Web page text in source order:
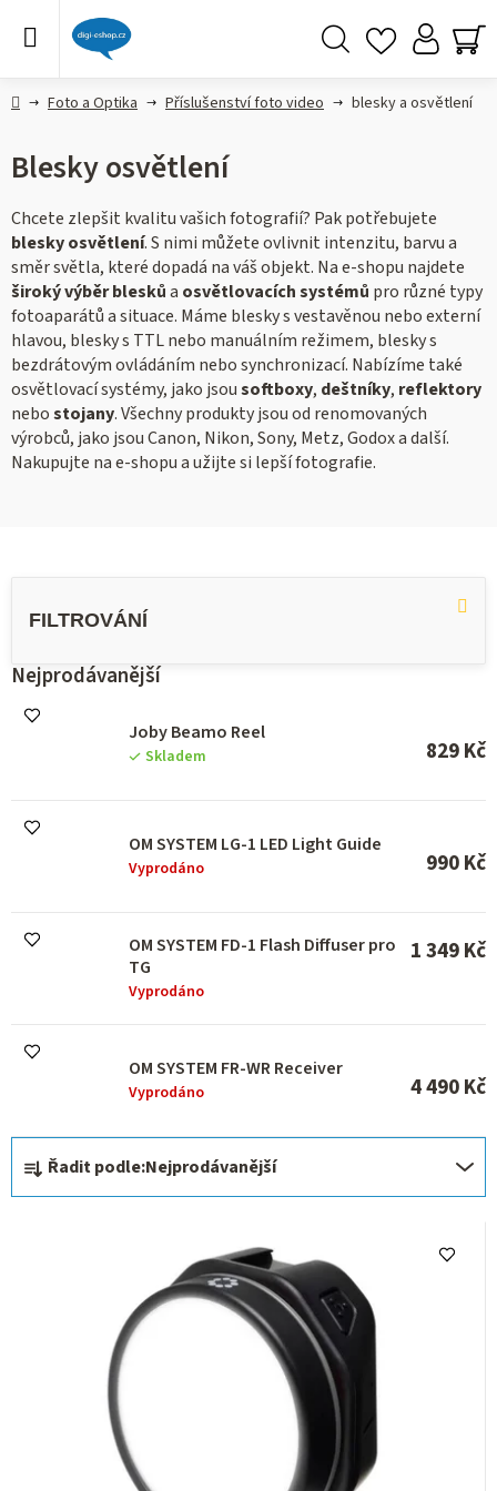
DomůFoto a Optika Příslušenství foto video blesky a osvětlení
Blesky osvětlení
Chcete zlepšit kvalitu vašich fotografií? Pak potřebujete
blesky osvětlení. S nimi můžete ovlivnit intenzitu, barvu a
směr světla, které dopadá na váš objekt. Na e-shopu najdete
široký výběr bleskůa osvětlovacích systémů pro různé typy
fotoaparátů a situace. Máme blesky s vestavěnou nebo externí
hlavou, blesky s TTL nebo manuálním režimem, blesky s
bezdrátovým ovládáním nebo synchronizací. Nabízíme také
osvětlovací systémy, jako jsousoftboxy, deštníky, reflektory
nebostojany. Všechny produkty jsou od renomovaných
výrobců, jako jsou Canon, Nikon, Sony, Metz, Godox a další.
Nakupujte na e-shopu a užijte si lepší fotografie.
Nejprodávanější
Joby Beamo Reel
Skladem 829 Kč
OM SYSTEM LG-1 LED Light Guide
Vyprodáno 990 Kč
OM SYSTEM FD-1 Flash Diffuser pro
TG
Vyprodáno
1 349 Kč
OM SYSTEM FR-WR Receiver
Vyprodáno 4 490 Kč
Ř
a
Řadit podle:Nejprodávanější
V
s